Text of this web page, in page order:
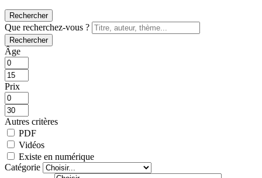
Rechercher
Que recherchez-vous ?
Rechercher
Âge
Prix
Autres critères
PDF
Vidéos
Existe en numérique
Catégorie